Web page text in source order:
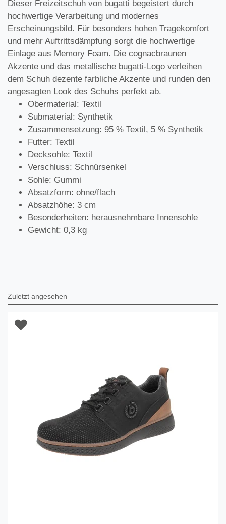
Dieser Freizeitschuh von bugatti begeistert durch
hochwertige Verarbeitung und modernes
Erscheinungsbild. Für besonders hohen Tragekomfort
und mehr Auftrittsdämpfung sorgt die hochwertige
Einlage aus Memory Foam. Die cognacbraunen
Akzente und das metallische bugatti-Logo verleihen
dem Schuh dezente farbliche Akzente und runden den
angesagten Look des Schuhs perfekt ab.
Obermaterial: Textil
Submaterial: Synthetik
Zusammensetzung: 95 % Textil, 5 % Synthetik
Futter: Textil
Decksohle: Textil
Verschluss: Schnürsenkel
Sohle: Gummi
Absatzform: ohne/flach
Absatzhöhe: 3 cm
Besonderheiten: herausnehmbare Innensohle
Gewicht: 0,3 kg
Zuletzt angesehen